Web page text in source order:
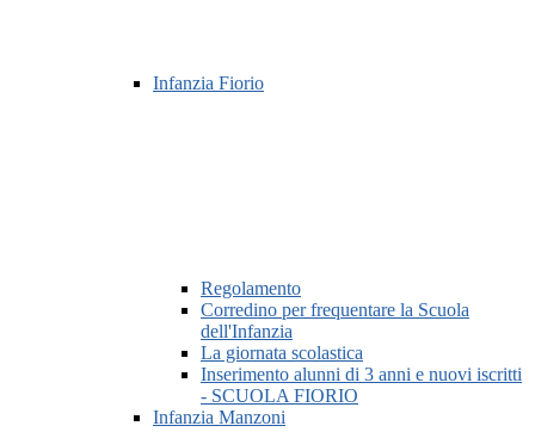
Infanzia Fiorio
Regolamento
Corredino per frequentare la Scuola
dell'Infanzia
La giornata scolastica
Inserimento alunni di 3 anni e nuovi iscritti
- SCUOLA FIORIO
Infanzia Manzoni